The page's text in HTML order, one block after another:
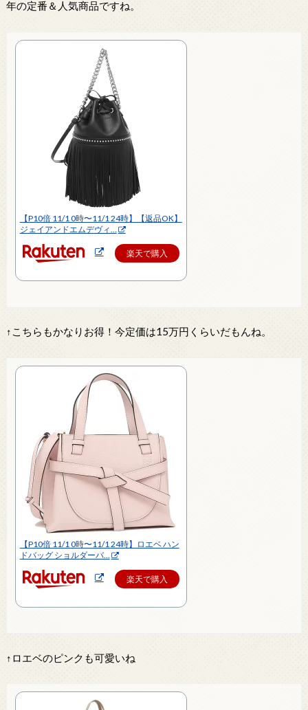
年の定番＆人気商品ですね。
【P10倍 11/1 0時〜11/1 24時】【返品OK】
ジェイアンドエムデヴィ…
楽天で購入
↑こちらもかなりお得！今定価は15万円くらいだもんね。
【P10倍 11/1 0時〜11/1 24時】ロエベ ハン
ドバッグ ショルダーバ…
楽天で購入
↑ロエベのピンクも可愛いね